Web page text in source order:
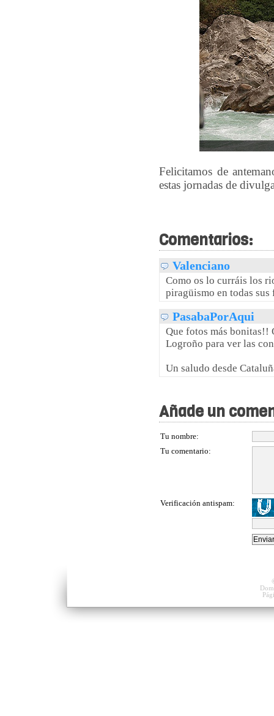
Felicitamos de
estas jornadas de
Comentarios:
Valenciano
Como os lo curráis los
piragüismo en todas
PasabaPorAqui
Que fotos más bonitas!!
Logroño para ver las
Un saludo desde
Añade un
Tu nombre:
Tu comentario:
Verificación antispam: